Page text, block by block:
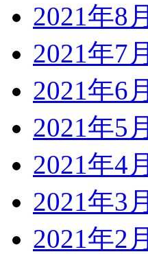
2021年8月
2021年7月
2021年6月
2021年5月
2021年4月
2021年3月
2021年2月